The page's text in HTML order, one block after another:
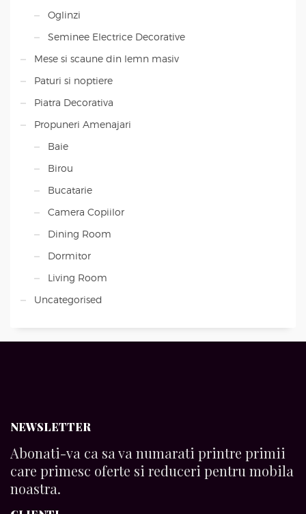
Oglinzi
Seminee Electrice Decorative
Mese si scaune din lemn masiv
Paturi si noptiere
Piatra Decorativa
Propuneri Amenajari
Baie
Birou
Bucatarie
Camera Copiilor
Dining Room
Dormitor
Living Room
Uncategorised
NEWSLETTER
Abonati-va ca sa va numarati printre primii
care primesc oferte si reduceri pentru mobila
noastra.